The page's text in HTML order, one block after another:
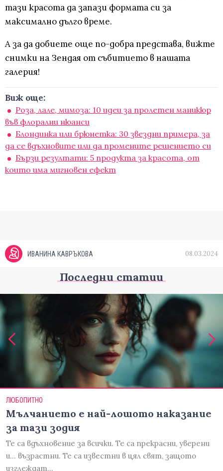
тази красота да запази формата си за
максимално дълго време.
А за да добиете още по-добра представа, вижте
снимки на Зендая от събитието в нашата
галерия!
Виж още:
Роза, лале, мимоза: 10 идеи за пролетен маникюр
във флорални нюанси
Блондинка или брюнетка: 30 звездни примера, за
да се вдъхновите или да промените решението си
Бързи резултати: 5 продукта за красота, от
които има мигновен ефект
ИВАНИНА КАВРЪКОВА 08.03.2024
Последни статии
ЛЮБОПИТНО
Мълчанието е най-лошото наказание
за тази зодия
Те са вдъхновение за всички. Те са прекрасни, уверени
и... възрастни. Те са известни в цял свят, защото
изглеждат…